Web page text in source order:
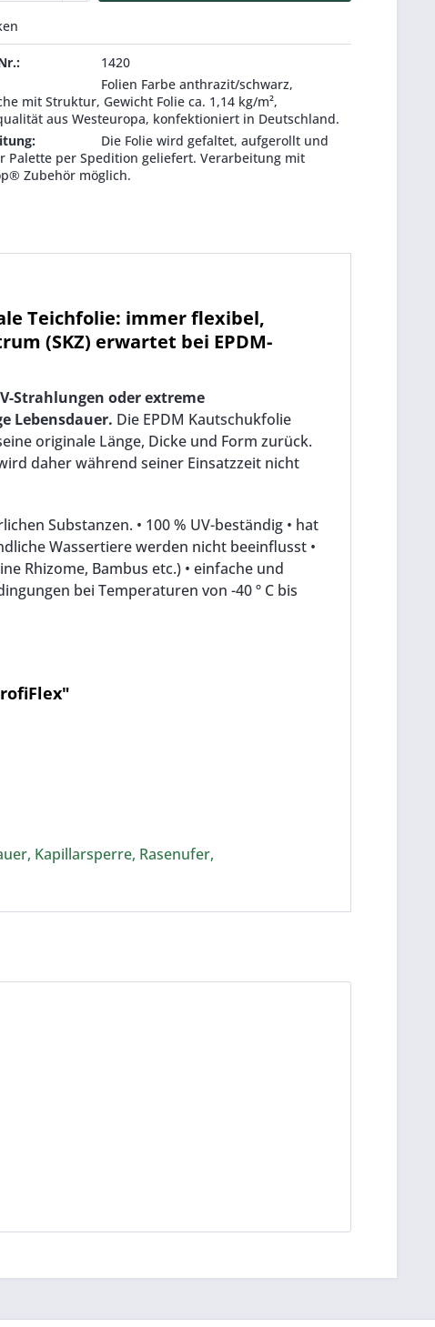
1420
Folien Farbe anthrazit/schwarz,
mit Struktur, Gewicht Folie ca. 1,14 kg/m²,
aus Westeuropa, konfektioniert in Deutschland.
Die Folie wird gefaltet, aufgerollt und
Palette per Spedition geliefert. Verarbeitung mit
Zubehör möglich.
Teichfolie: immer flexibel,
(SKZ) erwartet bei EPDM-
Strahlungen oder extreme
Lebensdauer. Die EPDM Kautschukfolie
originale Länge, Dicke und Form zurück.
daher während seiner Einsatzzeit nicht
Substanzen. • 100 % UV-beständig • hat
Wassertiere werden nicht beeinflusst •
Rhizome, Bambus etc.) • einfache und
bei Temperaturen von -40 º C bis
Kapillarsperre, Rasenufer,